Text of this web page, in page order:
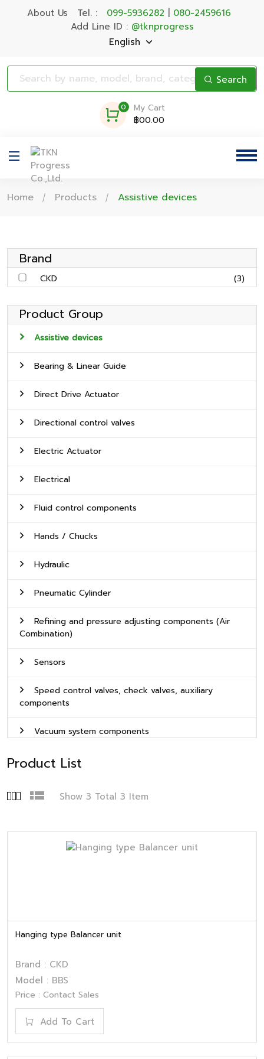
About Us Tel. : 099-5936282
080-2459616
Add Line ID : @tknprogress
English
Search
0
My Cart
฿00.00
Home Products Assistive devices
Brand
CKD (3)
Product Group
Assistive devices
Bearing & Linear Guide
Direct Drive Actuator
Directional control valves
Electric Actuator
Electrical
Fluid control components
Hands / Chucks
Hydraulic
Pneumatic Cylinder
Refining and pressure adjusting components (Air
Combination)
Sensors
Speed control valves, check valves, auxiliary
components
Vacuum system components
Product List
Show 3 Total 3 Item
Hanging type Balancer unit
Brand : CKD
Model : BBS
Price : Contact Sales
Add To Cart